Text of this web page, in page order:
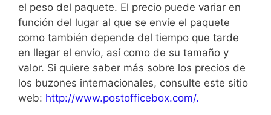
el peso del paquete. El precio puede variar en
función del lugar al que se envíe el paquete
como también depende del tiempo que tarde
en llegar el envío, así como de su tamaño y
valor. Si quiere saber más sobre los precios de
los buzones internacionales, consulte este sitio
web: http://www.postofficebox.com/.